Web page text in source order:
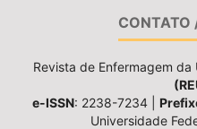
CONTATO
Revista de Enfermagem
e-ISSN: 2238-7234 |
Universidade